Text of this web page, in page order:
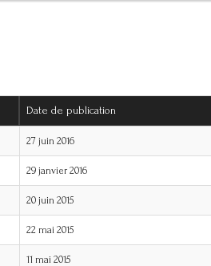
Date de publication
27 juin 2016
29 janvier 2016
20 juin 2015
22 mai 2015
11 mai 2015